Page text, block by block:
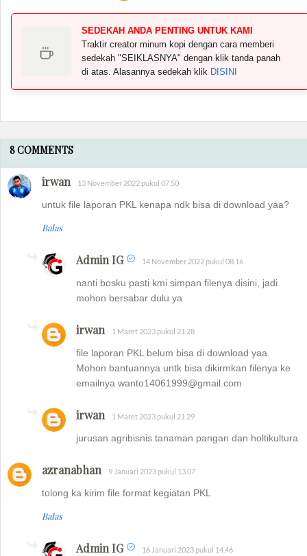
SEDEKAH ANDA PENTING UNTUK KAMI
Traktir creator minum kopi dengan cara memberi
sedekah "SEIKLASNYA" dengan klik tanda panah
di atas. Alasannya sedekah klik DISINI
8 COMMENTS
irwan 13 November 2022 pukul 07.50
untuk file laporan PKL kenapa ndk bisa di download yaa?
Balas
Admin IG 14 November 2022 pukul 08.16
nanti bosku pasti kmi simpan filenya disini, jadi
mohon bersabar dulu ya
irwan 1 Maret 2023 pukul 21.28
file laporan PKL belum bisa di download yaa.
Mohon bantuannya untk bisa dikirmkan filenya ke
emailnya wanto14061999@gmail.com
irwan 1 Maret 2023 pukul 21.29
jurusan agribisnis tanaman pangan dan holtikultura
azranabhan 9 Januari 2023 pukul 13.07
tolong ka kirim file format kegiatan PKL
Balas
Admin IG 16 Januari 2023 pukul 14.46